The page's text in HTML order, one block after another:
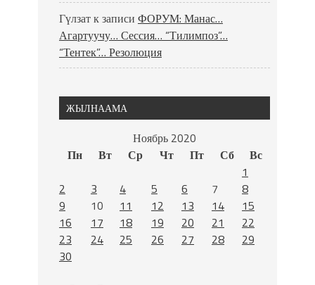
Гүлзатк записи ФОРУМ: Манас…
Агартуучу… Сессия… “Тилимпоз”…
“Тентек”… Резолюция
ЖЫЛНААМА
Ноябрь 2020
Пн
Вт Ср Чт Пт Сб
Вс
1
2
3 4 5 6 7
8
9
10 11 12 13 14
15
16
17 18 19 20 21
22
23
24 25 26 27 28
29
30